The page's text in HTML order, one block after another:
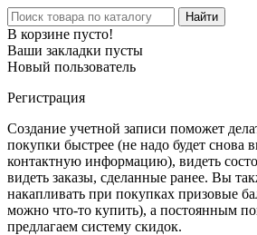
Найти
В корзине пусто!
Ваши закладки пусты
Новый пользователь
Регистрация
Создание учетной записи поможет
покупки быстрее (не надо будет снова
контактную информацию), видеть
видеть заказы, сделанные ранее. Вы
накапливать при покупках призовые
можно что-то купить), а постоянным
предлагаем систему скидок.